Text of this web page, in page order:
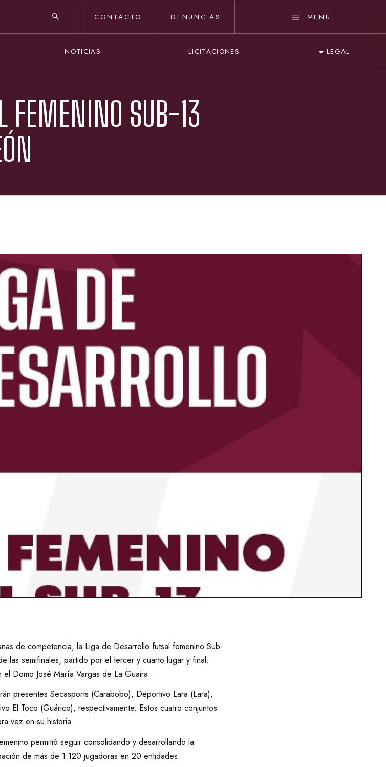
CONTACTO DENUNCIAS MENÚ
NOTICIAS LICITACIONES LEGAL
FEMENINO SUB-13
de competencia, la Liga de Desarrollo futsal femenino Sub-
las semifinales, partido por el tercer y cuarto lugar y final;
Domo José María Vargas de La Guaira.
presentes Secasports (Carabobo), Deportivo Lara (Lara),
El Toco (Guárico), respectivamente. Estos cuatro conjuntos
vez en su historia.
permitió seguir consolidando y desarrollando la
de más de 1.120 jugadoras en 20 entidades.